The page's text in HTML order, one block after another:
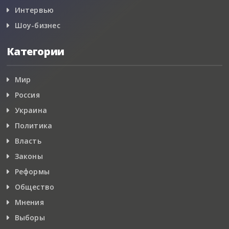
Интервью
Шоу-бизнес
Категории
Мир
Россия
Украина
Политика
Власть
Законы
Реформы
Общество
Мнения
Выборы